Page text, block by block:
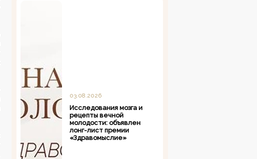
03.08.2026
Исследования мозга и
рецепты вечной
молодости: объявлен
лонг-лист премии
«Здравомыслие»